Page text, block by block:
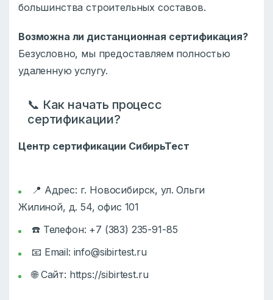
большинства строительных составов.
Возможна ли дистанционная сертификация?
Безусловно, мы предоставляем полностью
удаленную услугу.
📞 Как начать процесс
сертификации?
Центр сертификации СибирьТест
📍 Адрес: г. Новосибирск, ул. Ольги
Жилиной, д. 54, офис 101
☎️ Телефон: +7 (383) 235-91-85
📧 Email: info@sibirtest.ru
🌐 Сайт: https://sibirtest.ru